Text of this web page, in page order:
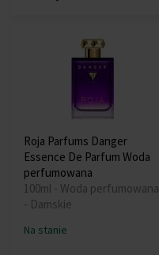
Roja Parfums Danger
Essence De Parfum Woda
perfumowana
100ml - Woda perfumowana
- Damskie
Na stanie